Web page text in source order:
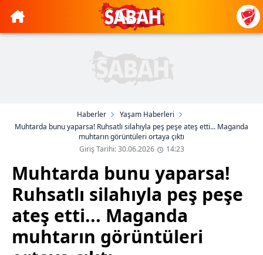
Haberler
Yaşam Haberleri
Muhtarda bunu yaparsa! Ruhsatlı silahıyla peş peşe ateş etti... Maganda
muhtarın görüntüleri ortaya çıktı
Giriş Tarihi: 30.06.2026
14:23
Muhtarda bunu yaparsa!
Ruhsatlı silahıyla peş peşe
ateş etti... Maganda
muhtarın görüntüleri